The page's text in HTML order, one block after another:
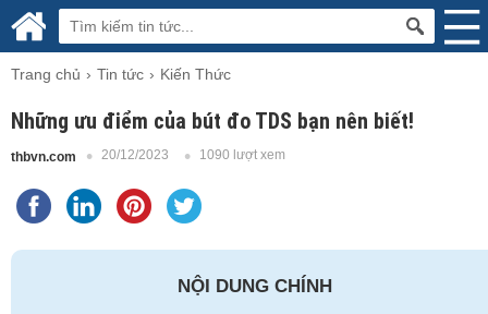
Trang chủ Tin tức Kiến Thức
Những ưu điểm của bút đo TDS bạn nên biết!
thbvn.com 20/12/2023 1090 lượt xem
NỘI DUNG CHÍNH